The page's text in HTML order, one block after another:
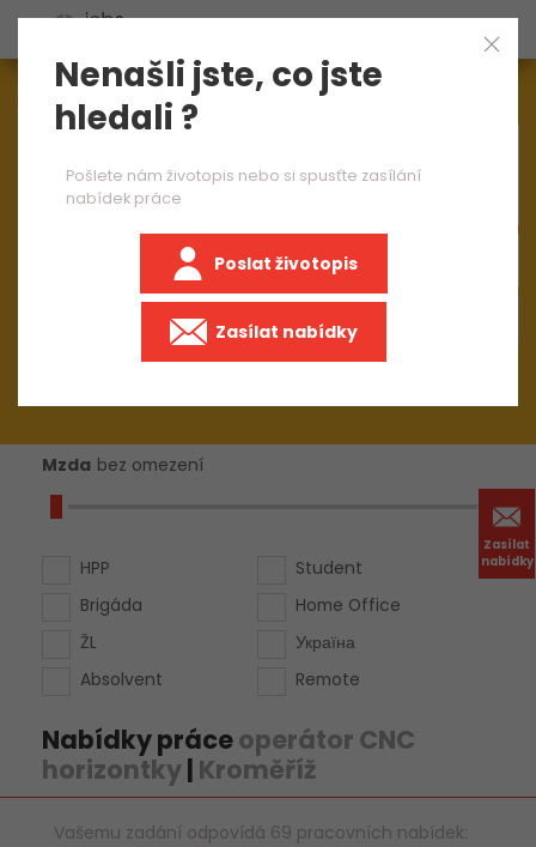
Zasílat
nabídky
Aktuálně1545nabídek práce
Mzda bez omezení
HPP
Brigáda
ŽL
Absolvent
Student
Home Office
Україна
Remote
Nabídky práceoperátor CNC
horizontky| Kroměříž
Vašemu zadání odpovídá 69 pracovních nabídek:
Nenašli jste, co jste
hledali ?
Pošlete nám životopis nebo si spusťte zasílání
nabídek práce
Poslat životopis
Zasílat nabídky